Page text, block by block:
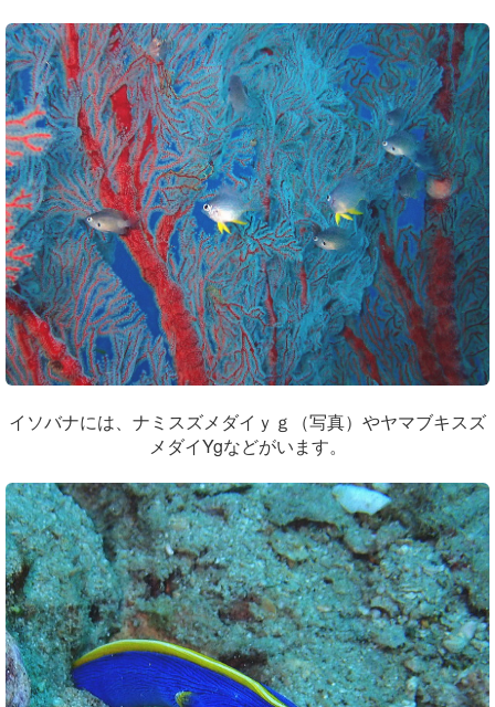
イソバナには、ナミスズメダイｙｇ（写真）やヤマブキスズ
メダイYgなどがいます。